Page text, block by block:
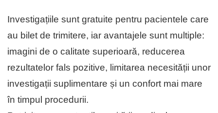
Investigațiile sunt gratuite pentru pacientele care
au bilet de trimitere, iar avantajele sunt multiple:
imagini de o calitate superioară, reducerea
rezultatelor fals pozitive, limitarea necesității unor
investigații suplimentare și un confort mai mare
în timpul procedurii.